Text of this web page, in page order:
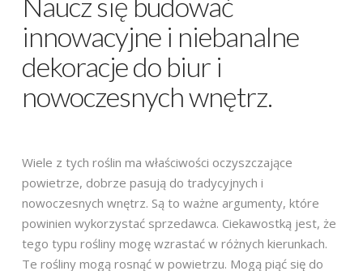
innowacyjne i niebanalne
dekoracje do biur i
nowoczesnych wnętrz.
Wiele z tych roślin ma właściwości oczyszczające
powietrze, dobrze pasują do tradycyjnych i
nowoczesnych wnętrz. Są to ważne argumenty, które
powinien wykorzystać sprzedawca. Ciekawostką jest, że
tego typu rośliny mogę wzrastać w różnych kierunkach.
Te rośliny mogą rosnąć w powietrzu. Mogą piąć się do